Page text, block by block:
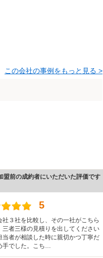
この会社の事例をもっと見る >
盟前の成約者にいただいた評価です
5
社３社を比較し、その一社がこちら
三者三様の見積りを出してください
当者が相談した時に親切かつ丁寧だ
手でした。こち…